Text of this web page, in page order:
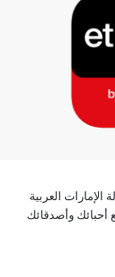
العربية
أحبائك وأصدقائك